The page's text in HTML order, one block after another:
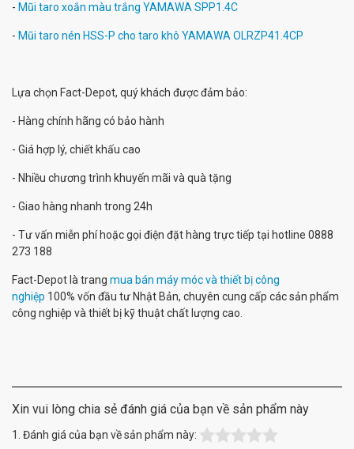
- Mũi taro xoắn màu trắng YAMAWA SPP1.4C
- Mũi taro nén HSS-P cho taro khô YAMAWA OLRZP41.4CP
Lựa chọn Fact-Depot, quý khách được đảm bảo:
- Hàng chính hãng có bảo hành
- Giá hợp lý, chiết khấu cao
- Nhiều chương trình khuyến mãi và quà tặng
- Giao hàng nhanh trong 24h
- Tư vấn miễn phí hoặc gọi điện đặt hàng trực tiếp tại hotline 0888
273 188
Fact-Depot là trang mua bán máy móc và thiết bị công
nghiệp 100% vốn đầu tư Nhật Bản, chuyên cung cấp các sản phẩm
công nghiệp và thiết bị kỹ thuật chất lượng cao.
Xin vui lòng chia sẻ đánh giá của bạn về sản phẩm này
1. Đánh giá của bạn về sản phẩm này: